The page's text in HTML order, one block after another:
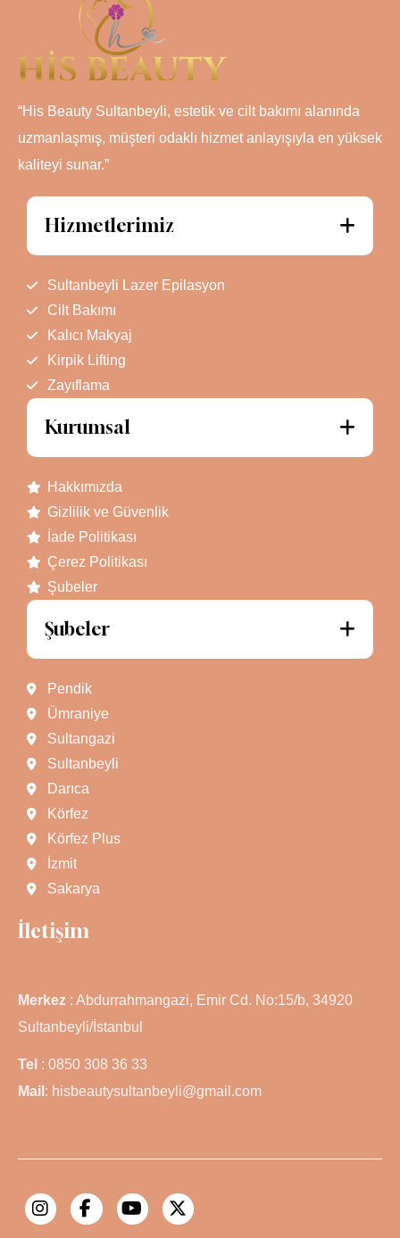
“His Beauty Sultanbeyli, estetik ve cilt bakımı alanında
uzmanlaşmış, müşteri odaklı hizmet anlayışıyla en yüksek
kaliteyi sunar.”
Hizmetlerimiz
Sultanbeyli Lazer Epilasyon
Cilt Bakımı
Kalıcı Makyaj
Kirpik Lifting
Zayıflama
Kurumsal
Hakkımızda
Gizlilik ve Güvenlik
İade Politikası
Çerez Politikası
Şubeler
Şubeler
Pendik
Ümraniye
Sultangazi
Sultanbeyli
Darıca
Körfez
Körfez Plus
İzmit
Sakarya
İletişim
Merkez : Abdurrahmangazi, Emir Cd. No:15/b, 34920
Sultanbeyli/İstanbul
Tel : 0850 308 36 33
Mail : hisbeautysultanbeyli@gmail.com